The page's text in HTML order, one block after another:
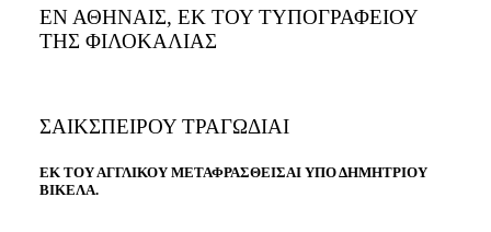
ΕΝ ΑΘΗΝΑΙΣ, ΕΚ ΤΟΥ ΤΥΠΟΓΡΑΦΕΙΟΥ
ΤΗΣ ΦΙΛΟΚΑΛΙΑΣ
ΣΑΙΚΣΠΕΙΡΟΥ ΤΡΑΓΩΔΙΑΙ
ΕΚ ΤΟΥ ΑΓΓΛΙΚΟΥ ΜΕΤΑΦΡΑΣΘΕIΣΑI ΥΠΟ ΔΗΜΗΤΡΙΟΥ
ΒΙΚΕΛΑ.